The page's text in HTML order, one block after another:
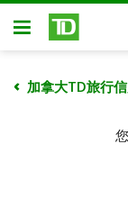
跳转到主要内容
开放式房屋贷款
加拿大TD旅行